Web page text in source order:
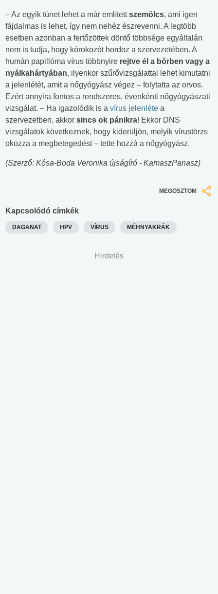
– Az egyik tünet lehet a már említettszemölcs, ami igen
fájdalmas is lehet, így nem nehéz észrevenni. A legtöbb
esetben azonban a fertőzöttek döntő többsége egyáltalán
nem is tudja, hogy kórokozót hordoz a szervezetében. A
humán papillóma vírus többnyire rejtve él a bőrben vagy a
nyálkahártyában, ilyenkor szűrővizsgálattal lehet kimutatni
a jelenlétét, amit a nőgyógyász végez – folytatta az orvos.
Ezért annyira fontos a rendszeres, évenkénti nőgyógyászati
vizsgálat. – Ha igazolódik is a vírus jelenléte a
szervezetben, akkor sincs ok pánikra! Ekkor DNS
vizsgálatok következnek, hogy kiderüljön, melyik vírustörzs
okozza a megbetegedést – tette hozzá a nőgyógyász.
(Szerző: Kósa-Boda Veronika újságíró - KamaszPanasz)
MEGOSZTOM
Kapcsolódó címkék
DAGANAT HPV VÍRUS MÉHNYAKRÁK
Hirdetés